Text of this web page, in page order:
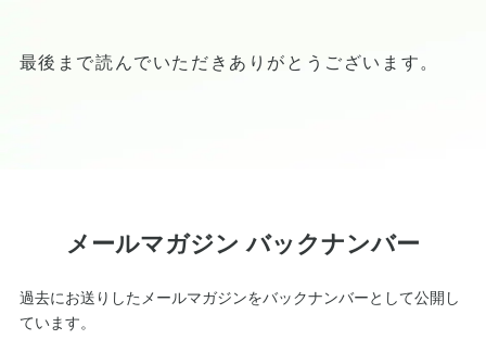
最後まで読んでいただきありがとうございます。
メールマガジン バックナンバー
過去にお送りしたメールマガジンをバックナンバーとして公開し
ています。